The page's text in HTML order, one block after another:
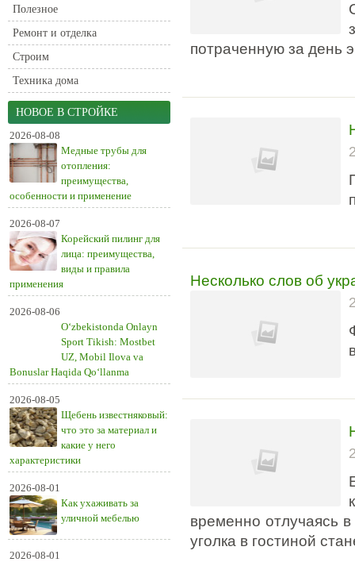
Полезное
Ремонт и отделка
Строим
Техника дома
НОВОЕ В СТРОЙКЕ
2026-08-08
Медные трубы для
отопления:
преимущества,
особенности и применение
2026-08-07
Корейский пилинг для
лица: преимущества,
виды и правила
применения
2026-08-06
O‘zbekistonda Onlayn
Sport Tikish: Mostbet
UZ, Mobil Ilova va
Bonuslar Haqida Qo‘llanma
2026-08-05
Щебень известняковый:
что это за материал и
какие у него
характеристики
2026-08-01
Как ухаживать за
уличной мебелью
2026-08-01
потраченную за день
Несколько слов об
временно отлучаясь
уголка в гостиной